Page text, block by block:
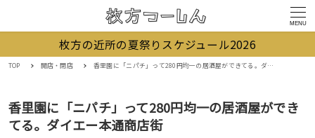
MENU
枚方の近所の夏祭りスケジュール2026
TOP 開店・閉店 香里園に「ニパチ」って280円均一の居酒屋ができてる。ダイエー本通商店街
香里園に「ニパチ」って280円均一の居酒屋ができ
てる。ダイエー本通商店街